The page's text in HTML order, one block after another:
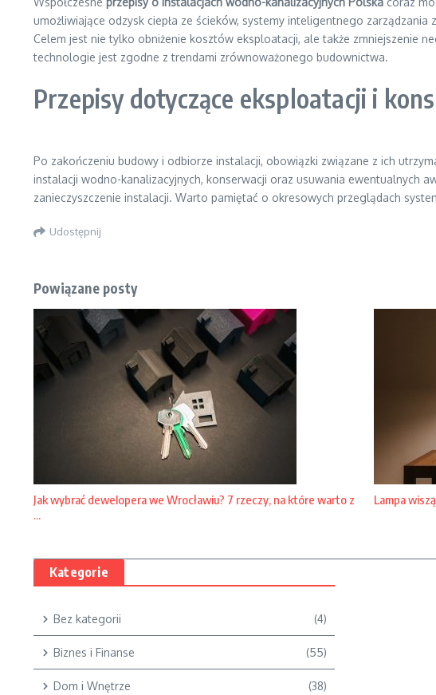
umożliwiające odzysk ciepła ze ścieków, systemy inteligentnego
Celem jest nie tylko obniżenie kosztów eksploatacji, ale także zmniejszenie
technologie jest zgodne z trendami zrównoważonego budownictwa.
Przepisy dotyczące eksploatacji i
Po zakończeniu budowy i odbiorze instalacji, obowiązki związane z ich
instalacji wodno-kanalizacyjnych, konserwacji oraz usuwania ewentualnych
zanieczyszczenie instalacji. Warto pamiętać o okresowych przeglądach
Udostępnij
Powiązane posty
Jak wybrać dewelopera we Wrocławiu? 7 rzeczy, na które warto z
...
Lampa
Kategorie
Bez kategorii (4)
Biznes i Finanse (55)
Dom i Wnętrze (38)